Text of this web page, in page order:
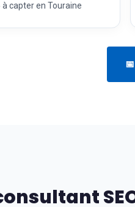
à capter en Touraine